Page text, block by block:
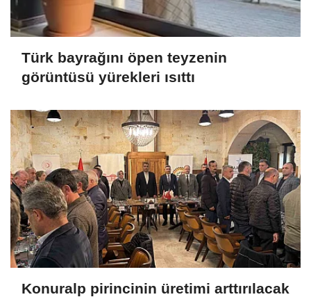
Türk bayrağını öpen teyzenin
görüntüsü yürekleri ısıttı
Konuralp pirincinin üretimi arttırılacak